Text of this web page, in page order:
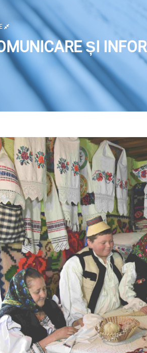
ȘI